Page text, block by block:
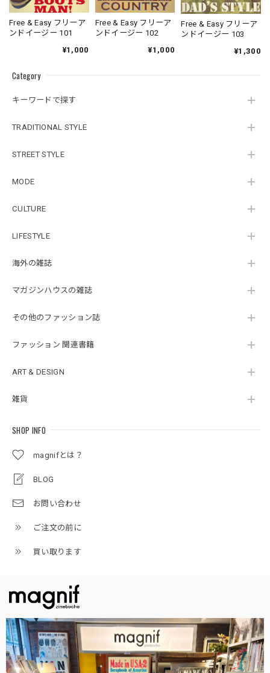
Category
キーワードで探す
TRADITIONAL STYLE
STREET STYLE
MODE
CULTURE
LIFESTYLE
海外の雑誌
マガジンハウスの雑誌
その他のファッション誌
ファッション 関連書籍
ART & DESIGN
雑貨
SHOP INFO
magnifとは？
BLOG
お問い合わせ
ご注文の前に
買い取ります
Free & Easy フリーア
ンドイージー 101
¥1,000
Free & Easy フリーア
ンドイージー 102
¥1,000
Free & Easy フリーア
ンドイージー 103
¥1,300